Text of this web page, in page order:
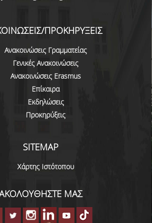
ΑΠΟ ΠΡΟΠΤΥΧΙΑΚΟΥΣ ΦΟΙΤΗΤΕΣ
ΑΠΟ ΤΕΛΕΙΟΦΟΙΤΟΥΣ
ΕΚΘΕΣΕΙΣ ΕΞΩΤΕΡΙΚΗΣ
ΑΞΙΟΛΟΓΗΣΗΣ
ΠΕΔΙΑ
ΕΡΓΑΣΤΗΡΙΑ
ΠΡΟΚΗΡΥΞΕΙΣ
Ανακοινώσεις Γραμματείας
Γενικές Ανακοινώσεις
Ανακοινώσεις Erasmus
Επίκαιρα
Εκδηλώσεις
Προκηρύξεις
SITEMAP
Χάρτης Ιστότοπου
ΜΑΣ